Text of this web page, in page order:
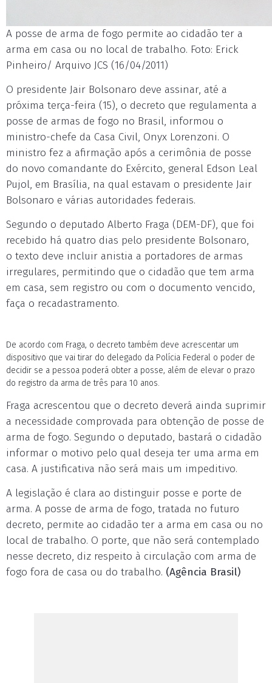
A posse de arma de fogo permite ao cidadão ter a
arma em casa ou no local de trabalho. Foto: Erick
Pinheiro/ Arquivo JCS (16/04/2011)
O presidente Jair Bolsonaro deve assinar, até a
próxima terça-feira (15), o decreto que regulamenta a
posse de armas de fogo no Brasil, informou o
ministro-chefe da Casa Civil, Onyx Lorenzoni. O
ministro fez a afirmação após a cerimônia de posse
do novo comandante do Exército, general Edson Leal
Pujol, em Brasília, na qual estavam o presidente Jair
Bolsonaro e várias autoridades federais.
Segundo o deputado Alberto Fraga (DEM-DF), que foi
recebido há quatro dias pelo presidente Bolsonaro,
o texto deve incluir anistia a portadores de armas
irregulares, permitindo que o cidadão que tem arma
em casa, sem registro ou com o documento vencido,
faça o recadastramento.
De acordo com Fraga, o decreto também deve acrescentar um
dispositivo que vai tirar do delegado da Polícia Federal o poder de
decidir se a pessoa poderá obter a posse, além de elevar o prazo
do registro da arma de três para 10 anos.
Fraga acrescentou que o decreto deverá ainda suprimir
a necessidade comprovada para obtenção de posse de
arma de fogo. Segundo o deputado, bastará o cidadão
informar o motivo pelo qual deseja ter uma arma em
casa. A justificativa não será mais um impeditivo.
A legislação é clara ao distinguir posse e porte de
arma. A posse de arma de fogo, tratada no futuro
decreto, permite ao cidadão ter a arma em casa ou no
local de trabalho. O porte, que não será contemplado
nesse decreto, diz respeito à circulação com arma de
fogo fora de casa ou do trabalho. (Agência Brasil)